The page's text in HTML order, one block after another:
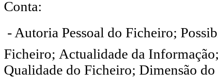
Conta:
 - Autoria Pessoal do Ficheiro;
Ficheiro; Actualidade da
Qualidade do Ficheiro; Dimensão